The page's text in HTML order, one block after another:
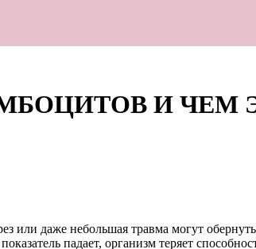
И ЧЕМ
или даже небольшая травма могут
падает, организм теряет